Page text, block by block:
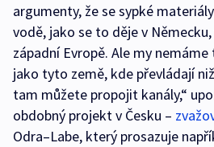
argumenty, že se sypké
vodě, jako se to děje v
západní Evropě. Ale my
jako tyto země, kde převládají
tam můžete propojit kanály,“
obdobný projekt v Česku –
Odra–Labe, který prosazuje